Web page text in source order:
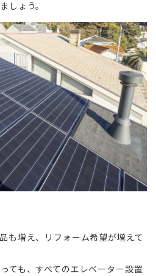
しょう。
も増え、リフォーム希望が増えて
ても、すべてのエレベーター設置